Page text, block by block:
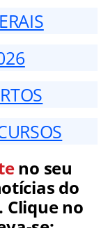
no seu
do
Clique no